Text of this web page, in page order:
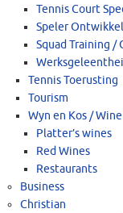
Tennis Court
Speler
Squad Training /
Tennis Toerusting
Tourism
Wyn en Kos /
Platter’s wines
Red Wines
Restaurants
Business
Christian